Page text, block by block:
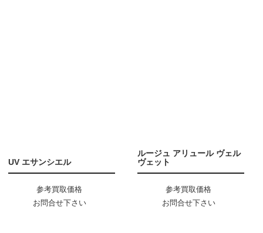
UV エサンシエル
参考買取価格
お問合せ下さい
ルージュ アリュール ヴェル
ヴェット
参考買取価格
お問合せ下さい